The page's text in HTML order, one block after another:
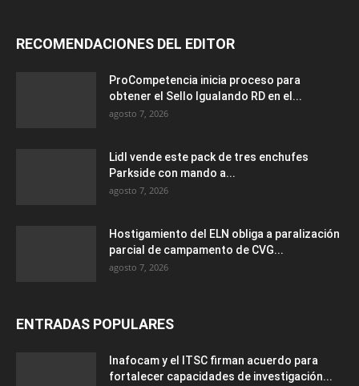
RECOMENDACIONES DEL EDITOR
ProCompetencia inicia proceso para
obtener el Sello Igualando RD en el...
agosto 7, 2026
Lidl vende este pack de tres enchufes
Parkside con mando a...
agosto 7, 2026
Hostigamiento del ELN obliga a paralización
parcial de campamento de CVG...
agosto 7, 2026
ENTRADAS POPULARES
Inafocam y el ITSC firman acuerdo para
fortalecer capacidades de investigación...